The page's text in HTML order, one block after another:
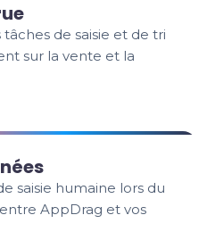
de saisie et de tri
sur la vente et la
saisie humaine lors du
AppDrag et vos